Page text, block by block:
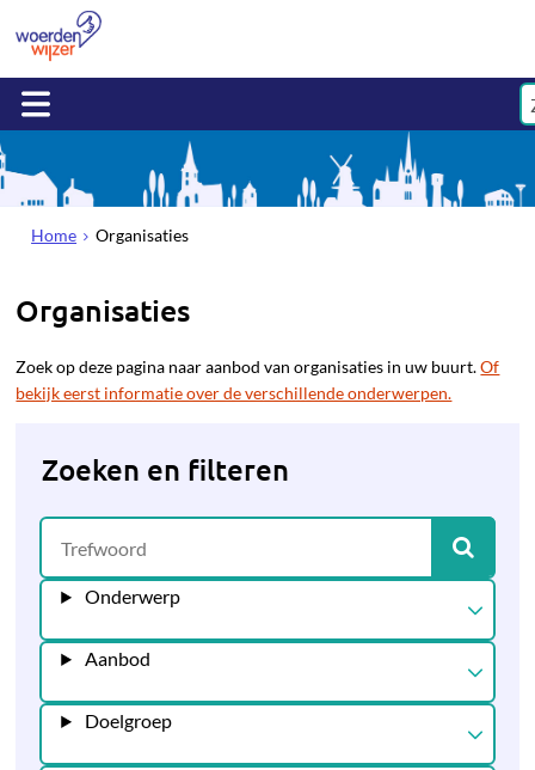
Home Organisaties
Organisaties
Zoek op deze pagina naar aanbod van organisaties in uw buurt.Of
bekijk eerst informatie over de verschillende onderwerpen.
Zoeken en filteren
Onderwerp
Aanbod
Doelgroep